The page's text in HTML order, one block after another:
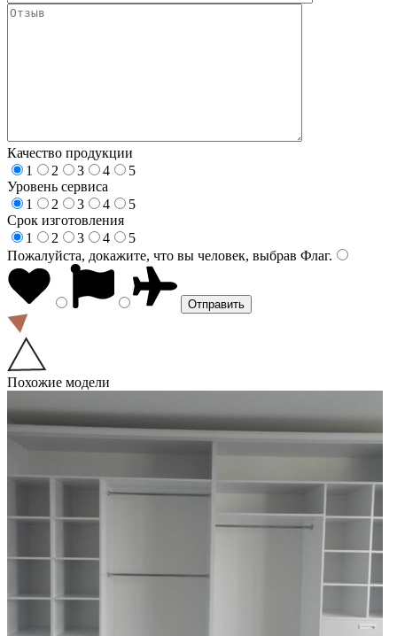
Качество продукции
1
2 3 4
5
Уровень сервиса
1
2 3 4
5
Срок изготовления
1
2 3 4
5
Пожалуйста, докажите, что вы человек, выбрав Флаг.
Похожие модели